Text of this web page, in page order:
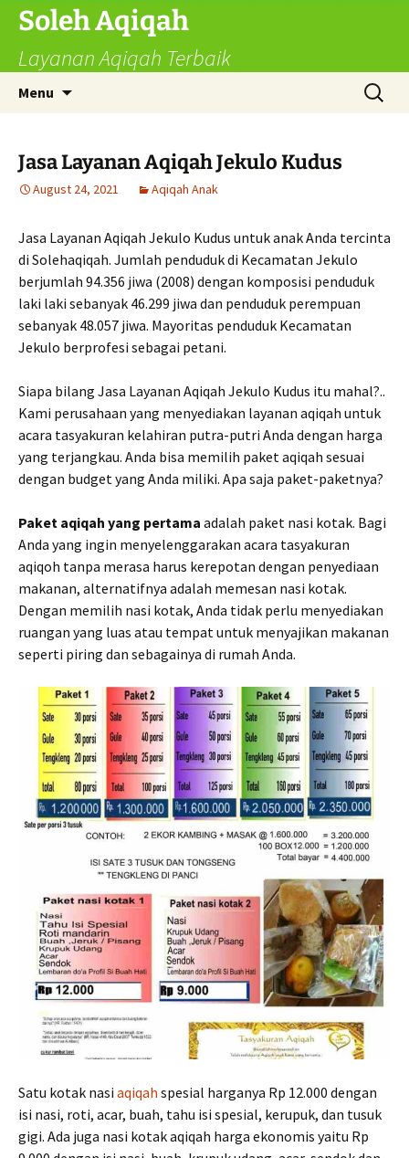
Skip
content
Soleh Aqiqah
Layanan Aqiqah Terbaik
Menu
Search
for:
Jasa Layanan Aqiqah Jekulo Kudus
August 24, 2021 Aqiqah Anak
Jasa Layanan Aqiqah Jekulo Kudus untuk anak Anda tercinta
di Solehaqiqah. Jumlah penduduk di Kecamatan Jekulo
berjumlah 94.356 jiwa (2008) dengan komposisi penduduk
laki laki sebanyak 46.299 jiwa dan penduduk perempuan
sebanyak 48.057 jiwa. Mayoritas penduduk Kecamatan
Jekulo berprofesi sebagai petani.
Siapa bilang Jasa Layanan Aqiqah Jekulo Kudus itu mahal?..
Kami perusahaan yang menyediakan layanan aqiqah untuk
acara tasyakuran kelahiran putra-putri Anda dengan harga
yang terjangkau. Anda bisa memilih paket aqiqah sesuai
dengan budget yang Anda miliki. Apa saja paket-paketnya?
Paket aqiqah yang pertama adalah paket nasi kotak. Bagi
Anda yang ingin menyelenggarakan acara tasyakuran
aqiqoh tanpa merasa harus kerepotan dengan penyediaan
makanan, alternatifnya adalah memesan nasi kotak.
Dengan memilih nasi kotak, Anda tidak perlu menyediakan
ruangan yang luas atau tempat untuk menyajikan makanan
seperti piring dan sebagainya di rumah Anda.
Satu kotak nasi aqiqah spesial harganya Rp 12.000 dengan
isi nasi, roti, acar, buah, tahu isi spesial, kerupuk, dan tusuk
gigi. Ada juga nasi kotak aqiqah harga ekonomis yaitu Rp